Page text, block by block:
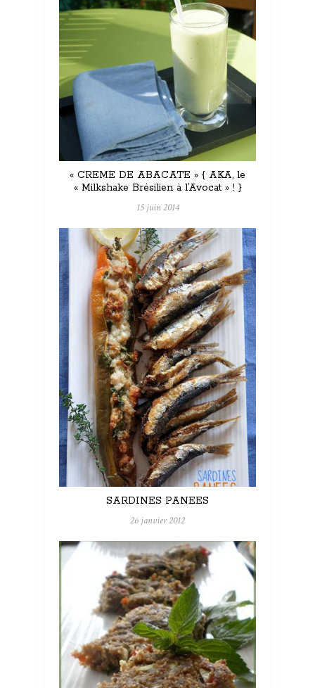
« CREME DE ABACATE » { AKA, le
« Milkshake Brésilien à l’Avocat » ! }
15 juin 2014
SARDINES PANEES
26 janvier 2012